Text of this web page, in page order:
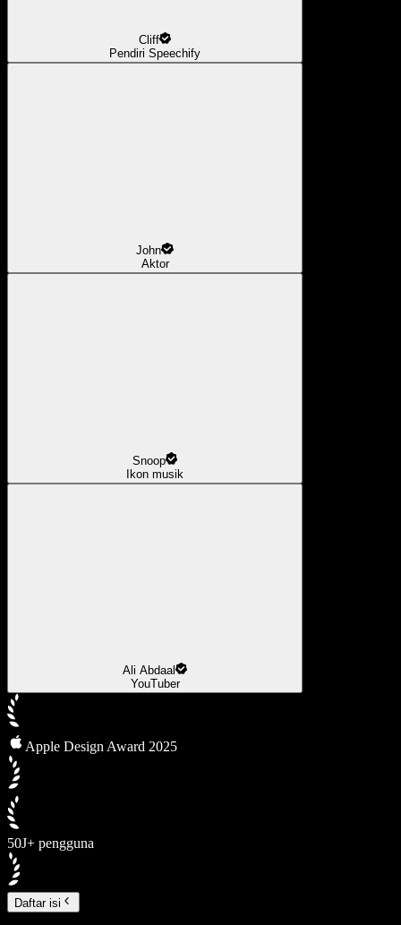
Cliff
Pendiri Speechify
John
Aktor
Snoop
Ikon musik
Ali Abdaal
YouTuber
Apple Design Award 2025
50J+ pengguna
Daftar isi